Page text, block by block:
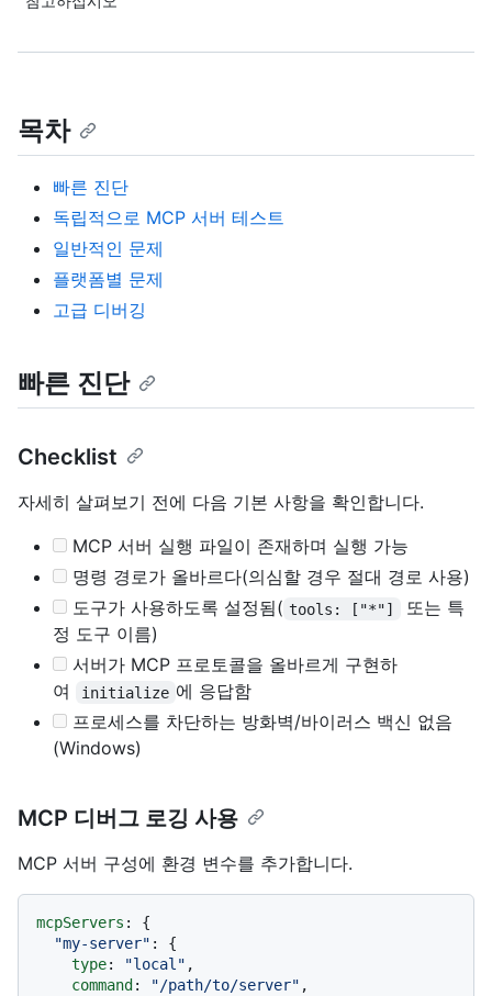
목차
빠른 진단
독립적으로 MCP 서버 테스트
일반적인 문제
플랫폼별 문제
고급 디버깅
빠른 진단
Checklist
자세히 살펴보기 전에 다음 기본 사항을 확인합니다.
MCP 서버 실행 파일이 존재하며 실행 가능
명령 경로가 올바르다(의심할 경우 절대 경로 사용)
도구가 사용하도록 설정됨( tools: ["*"]
또는 특
정 도구 이름)
서버가 MCP 프로토콜을 올바르게 구현하
여
initialize 에 응답함
프로세스를 차단하는 방화벽/바이러스 백신 없음
(Windows)
MCP 디버그 로깅 사용
MCP 서버 구성에 환경 변수를 추가합니다.
mcpServers : {
"my-server" : {
type: "local" ,
command : "/path/to/server" ,